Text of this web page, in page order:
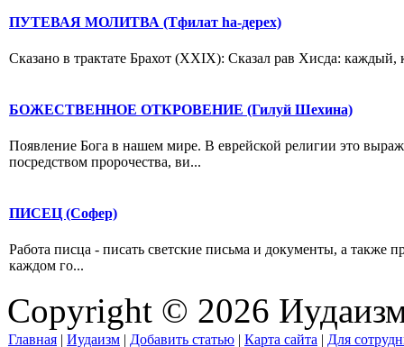
ПУТЕВАЯ МОЛИТВА (Тфилат hа-дерех)
Сказано в трактате Брахот (XXIX): Сказал рав Хисда:
БОЖЕСТВЕННОЕ ОТКРОВЕНИЕ (Гилуй Шехина)
Появление Бога в нашем мире. В еврейской религии это
посредством пророчества, ви...
ПИСЕЦ (Софер)
Работа писца - писать светские письма и документы, а также
каждом го...
Copyright © 2026
Главная | Иудаизм | Добавить статью | Карта сайта | Для